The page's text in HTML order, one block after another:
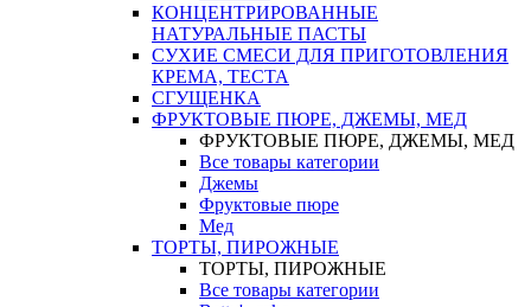
КОНЦЕНТРИРОВАННЫЕ
НАТУРАЛЬНЫЕ ПАСТЫ
СУХИЕ СМЕСИ ДЛЯ ПРИГОТОВЛЕНИЯ
КРЕМА, ТЕСТА
СГУЩЕНКА
ФРУКТОВЫЕ ПЮРЕ, ДЖЕМЫ, МЕД
ФРУКТОВЫЕ ПЮРЕ, ДЖЕМЫ, МЕД
Все товары категории
Джемы
Фруктовые пюре
Мед
ТОРТЫ, ПИРОЖНЫЕ
ТОРТЫ, ПИРОЖНЫЕ
Все товары категории